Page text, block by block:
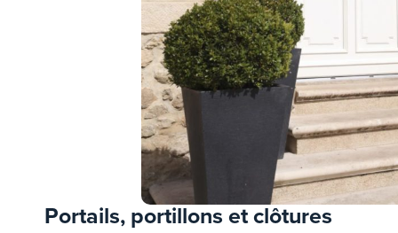
Portails, portillons et clôtures